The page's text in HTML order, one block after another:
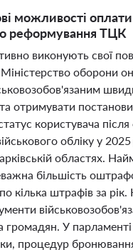
можливості
реформування ТЦК
виконують свої
оборони
отримувати
користувача
обліку у
областях.
більшість
кілька штрафів за
У
процедур